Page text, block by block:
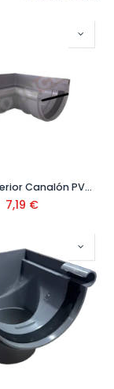
Ángulo Interior Canalón PVC Gris
7,19 €